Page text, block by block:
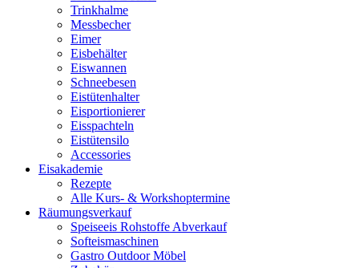
Trinkhalme
Messbecher
Eimer
Eisbehälter
Eiswannen
Schneebesen
Eistütenhalter
Eisportionierer
Eisspachteln
Eistütensilo
Accessories
Eisakademie
Rezepte
Alle Kurs- & Workshoptermine
Räumungsverkauf
Speiseeis Rohstoffe Abverkauf
Softeismaschinen
Gastro Outdoor Möbel